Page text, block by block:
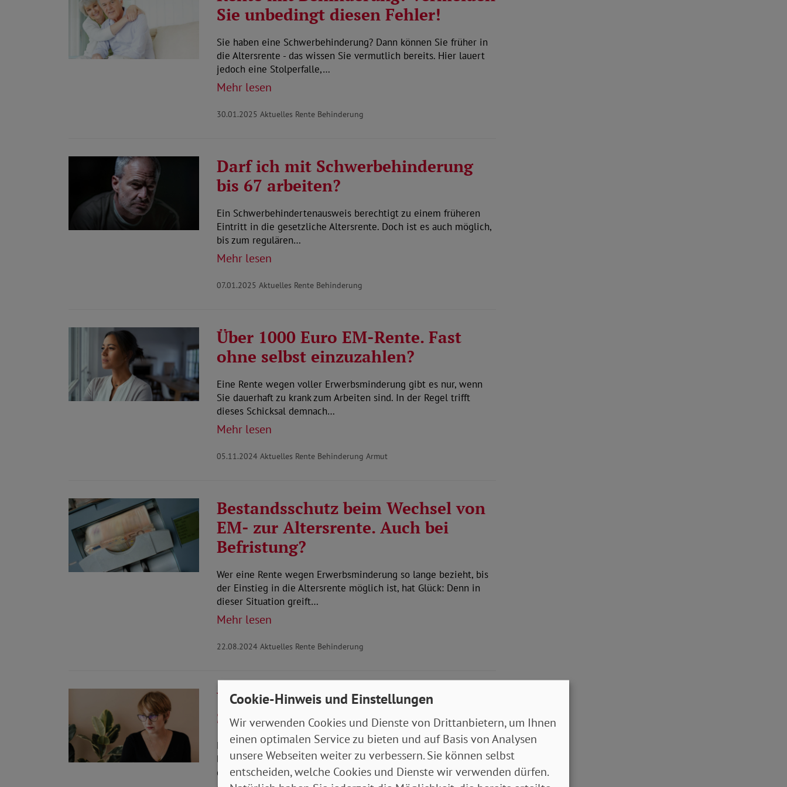
Sie unbedingt diesen Fehler!
Sie haben eine Schwerbehinderung? Dann können Sie früher in
die Altersrente - das wissen Sie vermutlich bereits. Hier lauert
jedoch eine Stolperfalle,…
Mehr lesen
30.01.2025Aktuelles Rente Behinderung
Darf ich mit Schwerbehinderung
bis 67 arbeiten?
Ein Schwerbehindertenausweis berechtigt zu einem früheren
Eintritt in die gesetzliche Altersrente. Doch ist es auch möglich,
bis zum regulären…
Mehr lesen
07.01.2025Aktuelles Rente Behinderung
Über 1000 Euro EM-Rente. Fast
ohne selbst einzuzahlen?
Eine Rente wegen voller Erwerbsminderung gibt es nur, wenn
Sie dauerhaft zu krank zum Arbeiten sind. In der Regel trifft
dieses Schicksal demnach…
Mehr lesen
05.11.2024Aktuelles Rente Behinderung Armut
Bestandsschutz beim Wechsel von
EM- zur Altersrente. Auch bei
Befristung?
Wer eine Rente wegen Erwerbsminderung so lange bezieht, bis
der Einstieg in die Altersrente möglich ist, hat Glück: Denn in
dieser Situation greift…
Mehr lesen
22.08.2024Aktuelles Rente Behinderung
Wie lange ist der
Schwerbehindertenausweis gültig?
Manchmal wird der Ausweis für schwerbehinderte Menschen nur
befristet ausgestellt. Zum Beispiel bei Krebserkrankungen, in
diesem Fall wird von der…
Cookie-Hinweis und Einstellungen
Wir verwenden Cookies und Dienste von Drittanbietern, um Ihnen
einen optimalen Service zu bieten und auf Basis von Analysen
unsere Webseiten weiter zu verbessern. Sie können selbst
entscheiden, welche Cookies und Dienste wir verwenden dürfen.